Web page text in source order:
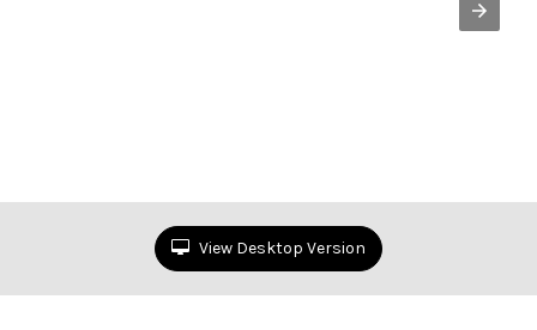
View Desktop Version